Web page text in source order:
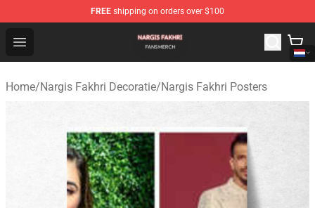
FREE shipping on orders over $100
Open menu
Nargis Fakhri Shop - Official Nargis Fakhri Merchandise
Home/Nargis Fakhri Decoratie/Nargis Fakhri Posters